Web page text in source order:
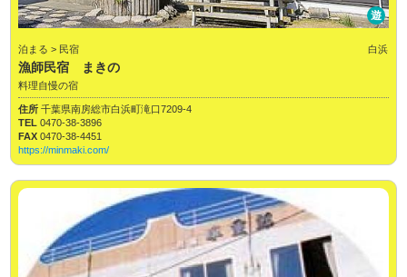
遊
泊まる > 民宿 白浜
漁師民宿 まきの
料理自慢の宿
住所千葉県南房総市白浜町滝口7209-4
TEL0470-38-3896
FAX0470-38-4451
https://minmaki.com/